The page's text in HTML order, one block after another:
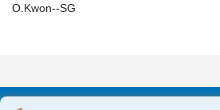
O.Kwon--SG